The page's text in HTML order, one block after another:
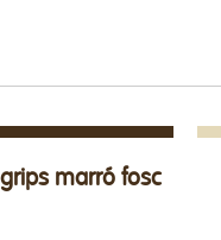
marró fosc